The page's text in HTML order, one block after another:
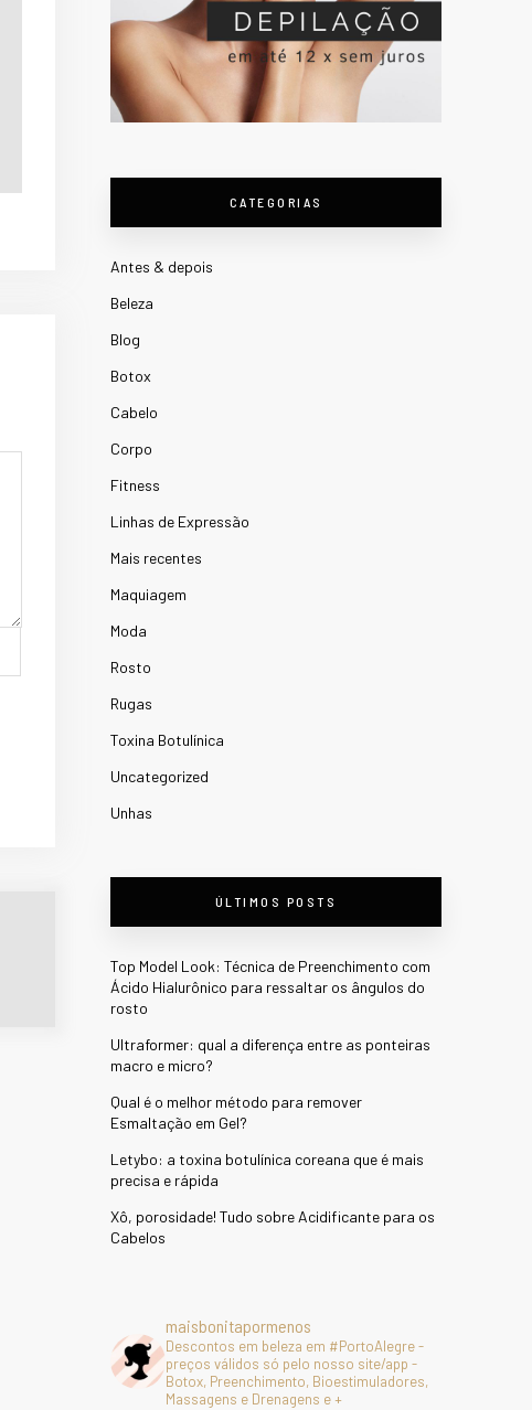
CATEGORIAS
Antes & depois
Beleza
Blog
Botox
Cabelo
Corpo
Fitness
Linhas de Expressão
Mais recentes
Maquiagem
Moda
Rosto
Rugas
Toxina Botulínica
Uncategorized
Unhas
ÚLTIMOS POSTS
Top Model Look: Técnica de Preenchimento com
Ácido Hialurônico para ressaltar os ângulos do
rosto
Ultraformer: qual a diferença entre as ponteiras
macro e micro?
Qual é o melhor método para remover
Esmaltação em Gel?
Letybo: a toxina botulínica coreana que é mais
precisa e rápida
Xô, porosidade! Tudo sobre Acidificante para os
Cabelos
maisbonitapormenos
Descontos em beleza em #PortoAlegre -
preços válidos só pelo nosso site/app -
Botox, Preenchimento, Bioestimuladores,
Massagens e Drenagens e +